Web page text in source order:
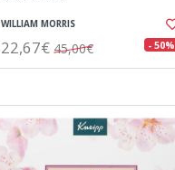
WILLIAM MORRIS
22,67€ 45,00€ - 50%